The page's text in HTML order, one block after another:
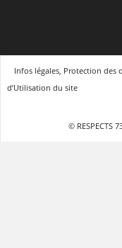
Infos légales, Protection des
d’Utilisation du site
© RESPECTS